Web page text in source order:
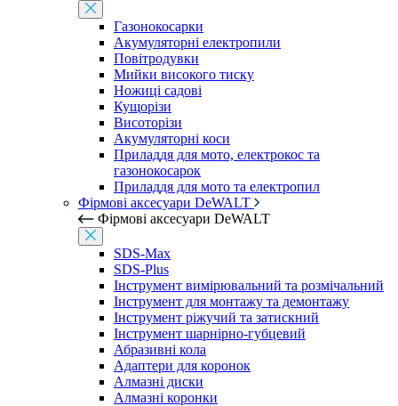
Газонокосарки
Акумуляторні електропили
Повітродувки
Мийки високого тиску
Ножиці садові
Кущорізи
Висоторізи
Акумуляторні коси
Приладдя для мото, електрокос та
газонокосарок
Приладдя для мото та електропил
Фірмові аксесуари DeWALT
Фірмові аксесуари DeWALT
SDS-Max
SDS-Plus
Інструмент вимірювальний та розмічальний
Інструмент для монтажу та демонтажу
Інструмент ріжучий та затискний
Інструмент шарнірно-губцевий
Абразивні кола
Адаптери для коронок
Алмазні диски
Алмазні коронки